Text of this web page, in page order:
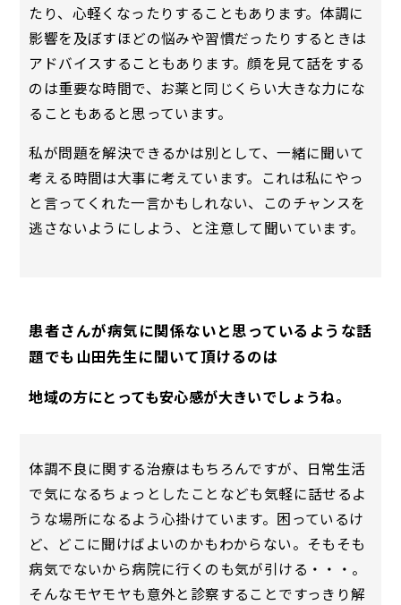
たり、心軽くなったりすることもあります。体調に
影響を及ぼすほどの悩みや習慣だったりするときは
アドバイスすることもあります。顔を見て話をする
のは重要な時間で、お薬と同じくらい大きな力にな
ることもあると思っています。
私が問題を解決できるかは別として、一緒に聞いて
考える時間は大事に考えています。これは私にやっ
と言ってくれた一言かもしれない、このチャンスを
逃さないようにしよう、と注意して聞いています。
患者さんが病気に関係ないと思っているような話
題でも山田先生に聞いて頂けるのは
地域の方にとっても安心感が大きいでしょうね。
体調不良に関する治療はもちろんですが、日常生活
で気になるちょっとしたことなども気軽に話せるよ
うな場所になるよう心掛けています。困っているけ
ど、どこに聞けばよいのかもわからない。そもそも
病気でないから病院に行くのも気が引ける・・・。
そんなモヤモヤも意外と診察することですっきり解